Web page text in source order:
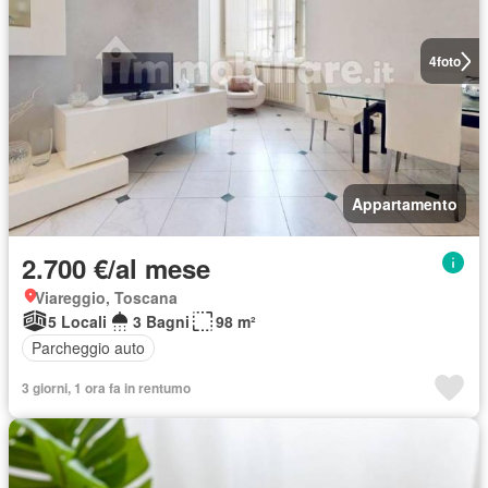
4foto
Appartamento
2.700 €/al mese
Viareggio, Toscana
5 Locali
3 Bagni
98 m²
Parcheggio auto
3 giorni, 1 ora fa in rentumo